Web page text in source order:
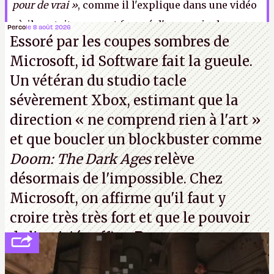
pour de vrai », comme il l'explique dans une vidéo
où il portait un sweat frappé d'une croix de
Bolnissi, symbole géorgien quasiment identique à
la croix de fer.I.
Percole 8 août 2026
Essoré par les coupes sombres de
Microsoft, id Software fait la gueule.
Un vétéran du studiotacle
sévèrement Xbox, estimant que la
direction« ne comprend rien à l'art »
et que boucler un blockbuster comme
Doom: The Dark Agesrelève
désormais de l'impossible. Chez
Microsoft, on affirme qu'il faut y
croire très très fort et que le pouvoir
de l'amitié suffira.P.